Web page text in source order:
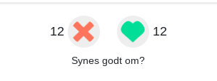
12 12
Synes godt om?